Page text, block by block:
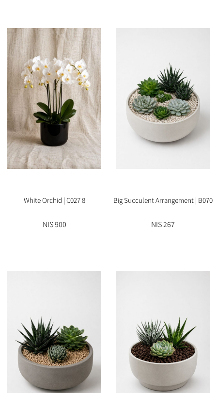
Big Succulent Arrangement | B070
267 NIS
8 White Orchid | C027
900 NIS